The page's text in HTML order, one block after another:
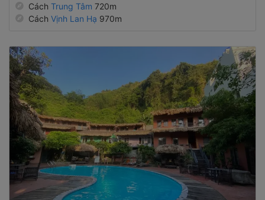
Cách Trung Tâm 720m
Cách Vịnh Lan Hạ 970m